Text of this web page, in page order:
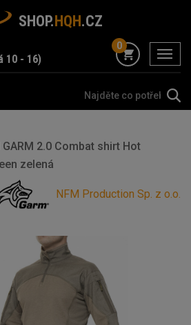
SHOP.HQH.CZ
10 - 16) menu
0
2.0 Combat shirt Hot
zelená
NFM Production Sp. z o.o.